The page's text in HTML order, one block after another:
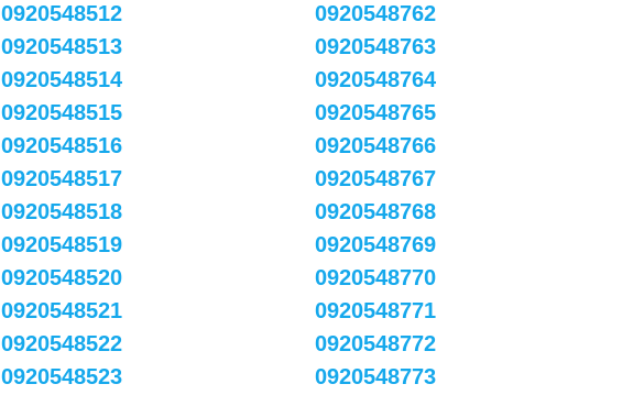
0920548512
0920548513
0920548514
0920548515
0920548516
0920548517
0920548518
0920548519
0920548520
0920548521
0920548522
0920548523
0920548762
0920548763
0920548764
0920548765
0920548766
0920548767
0920548768
0920548769
0920548770
0920548771
0920548772
0920548773